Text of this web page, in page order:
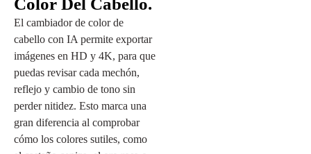
Color Del Cabello.
El cambiador de color de
cabello con IA permite exportar
imágenes en HD y 4K, para que
puedas revisar cada mechón,
reflejo y cambio de tono sin
perder nitidez. Esto marca una
gran diferencia al comprobar
cómo los colores sutiles, como